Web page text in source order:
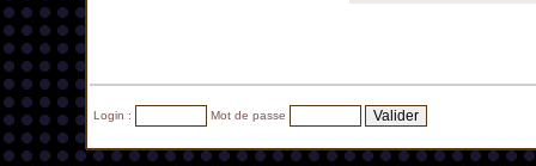
Login : Mot de passe